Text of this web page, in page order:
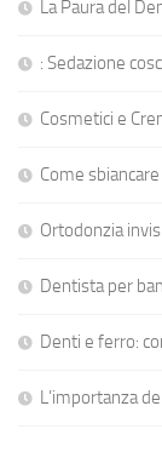
La Paura del
: Sedazione
Cosmetici e
Come
Ortodonzia
Dentista per
Denti e ferro:
L’importanza